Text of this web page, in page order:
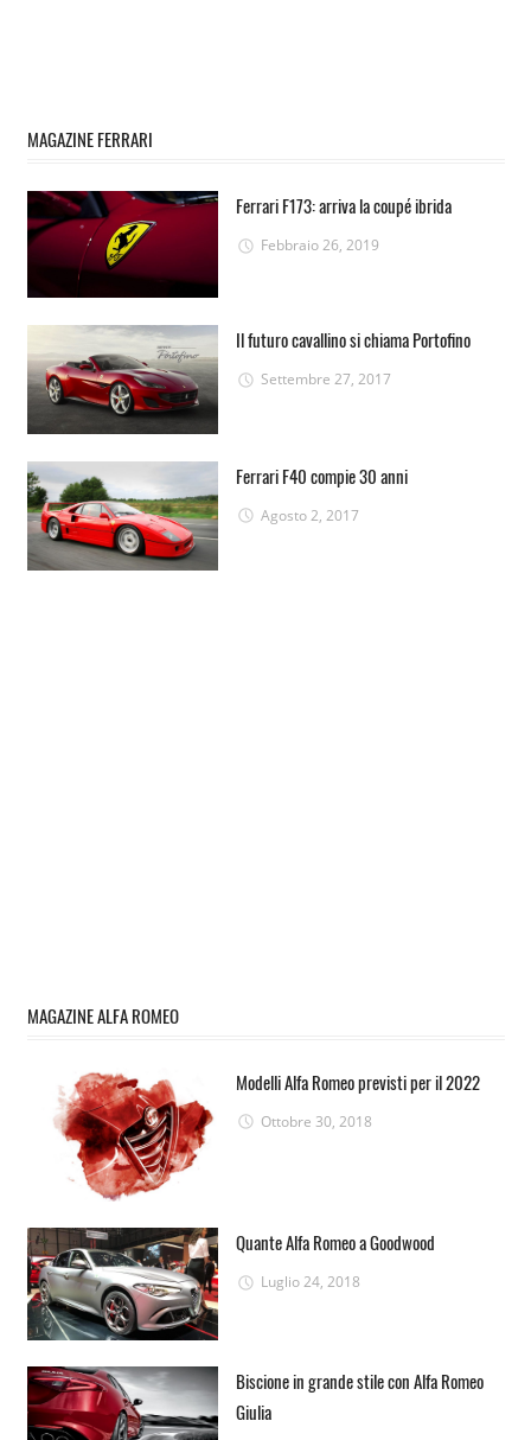
MAGAZINE FERRARI
Ferrari F173: arriva la coupé ibrida
Febbraio 26, 2019
Il futuro cavallino si chiama Portofino
Settembre 27, 2017
Ferrari F40 compie 30 anni
Agosto 2, 2017
MAGAZINE ALFA ROMEO
Modelli Alfa Romeo previsti per il 2022
Ottobre 30, 2018
Quante Alfa Romeo a Goodwood
Luglio 24, 2018
Biscione in grande stile con Alfa Romeo
Giulia